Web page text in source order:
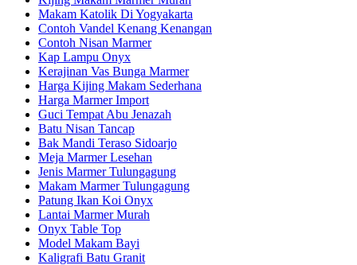
Makam Katolik Di Yogyakarta
Contoh Vandel Kenang Kenangan
Contoh Nisan Marmer
Kap Lampu Onyx
Kerajinan Vas Bunga Marmer
Harga Kijing Makam Sederhana
Harga Marmer Import
Guci Tempat Abu Jenazah
Batu Nisan Tancap
Bak Mandi Teraso Sidoarjo
Meja Marmer Lesehan
Jenis Marmer Tulungagung
Makam Marmer Tulungagung
Patung Ikan Koi Onyx
Lantai Marmer Murah
Onyx Table Top
Model Makam Bayi
Kaligrafi Batu Granit